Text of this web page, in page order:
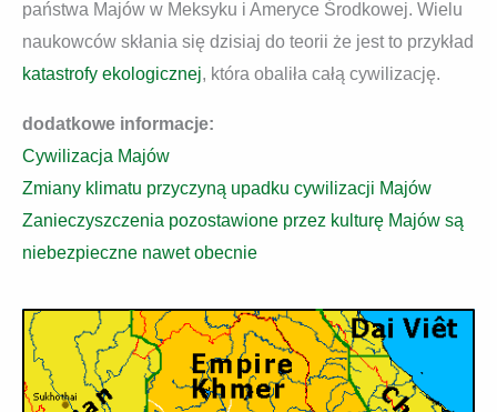
państwa Majów w Meksyku i Ameryce Środkowej. Wielu
naukowców skłania się dzisiaj do teorii że jest to przykład
katastrofy ekologicznej, która obaliła całą cywilizację.
dodatkowe informacje:
Cywilizacja Majów
Zmiany klimatu przyczyną upadku cywilizacji Majów
Zanieczyszczenia pozostawione przez kulturę Majów są
niebezpieczne nawet obecnie